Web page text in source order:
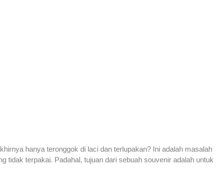
hanya teronggok di laci dan terlupakan? Ini adalah masalah
tidak terpakai. Padahal, tujuan dari sebuah souvenir adalah untuk